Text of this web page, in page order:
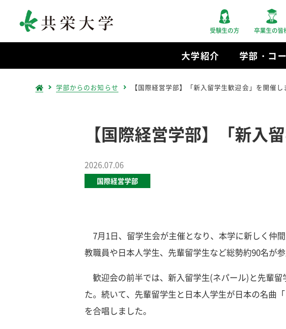
受験生の方 卒業生の皆
大学紹介 学部・コ
学部からのお知らせ 【国際経営学部】「新入留学生歓迎会」を開催し
【国際経営学部】「新入
2026.07.06
国際経営学部
7月1日、留学生会が主催となり、本学に新しく仲
教職員や日本人学生、先輩留学生など総勢約90名が
歓迎会の前半では、新入留学生(ネパール)と先輩
た。続いて、先輩留学生と日本人学生が日本の名曲
を合唱しました。